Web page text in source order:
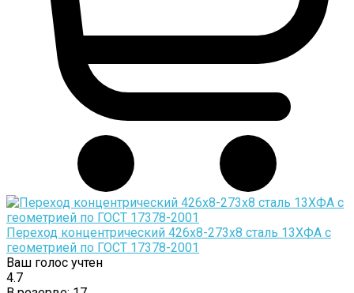
Переход концентрический 426х8-273х8 сталь 13ХФА с
геометрией по ГОСТ 17378-2001
Ваш голос учтен
4.7